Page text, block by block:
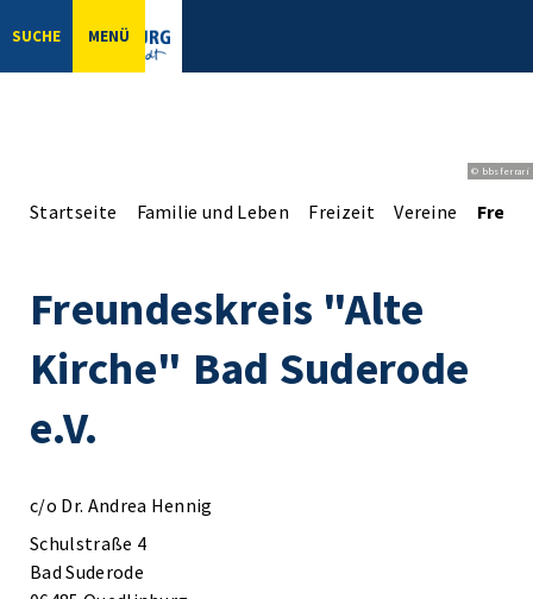
SUCHE MENÜ
© bbsferrari
Startseite Familie und Leben Freizeit Vereine
Freundeskreis "Alte
Kirche" Bad Suderode
e.V.
c/o Dr. Andrea Hennig
Schulstraße 4
Bad Suderode